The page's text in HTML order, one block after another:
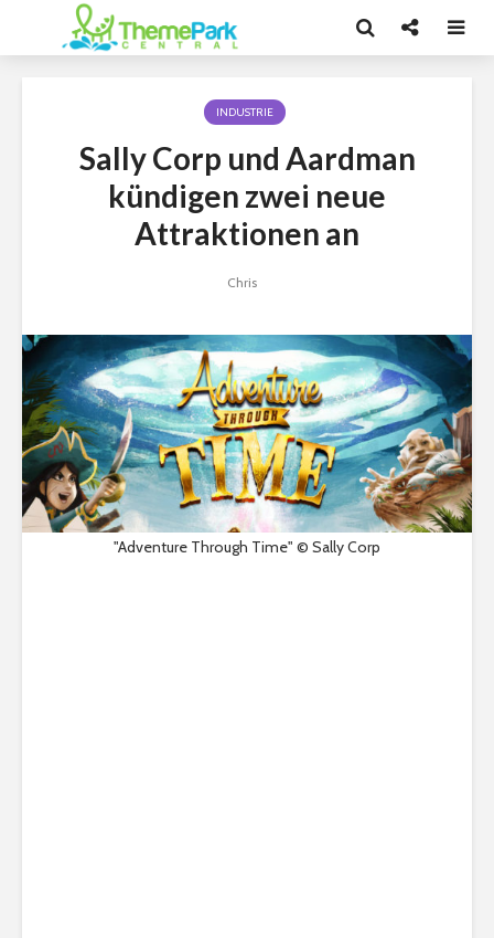
INDUSTRIE
Sally Corp und Aardman
kündigen zwei neue
Attraktionen an
Chris
"Adventure Through Time" © Sally Corp